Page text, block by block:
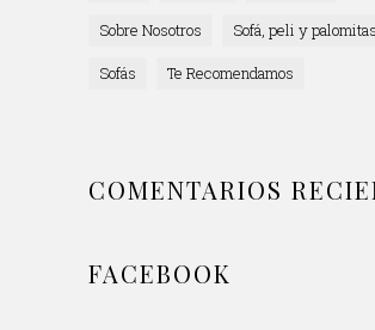
Sobre Nosotros
Sofá, peli y palomitas
Sofás
Te Recomendamos
COMENTARIOS
FACEBOOK